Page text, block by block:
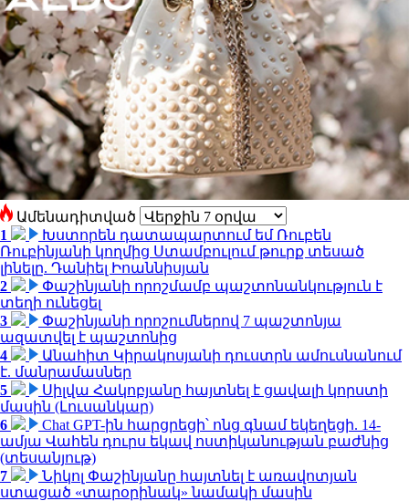
Ամենադիտված
1
Խստորեն դատապարտում եմ Ռուբեն
Ռուբինյանի կողմից Ստամբուլում թուրք տեսած
լինելը. Դանիել Իոաննիսյան
2
Փաշինյանի որոշմամբ պաշտոնանկություն է
տեղի ունեցել
3
Փաշինյանի որոշումներով 7 պաշտոնյա
ազատվել է պաշտոնից
4
Անահիտ Կիրակոսյանի դուստրն ամուսնանում
է. մանրամասներ
5
Սիլվա Հակոբյանը հայտնել է ցավալի կորստի
մասին (Լուսանկար)
6
Chat GPT-ին հարցրեցի՝ ոնց գնամ եկեղեցի. 14-
ամյա Վահեն դուրս եկավ ոստիկանության բաժնից
(տեսանյութ)
7
Նիկոլ Փաշինյանը հայտնել է առավոտյան
ստացած «տարօրինակ» նամակի մասին